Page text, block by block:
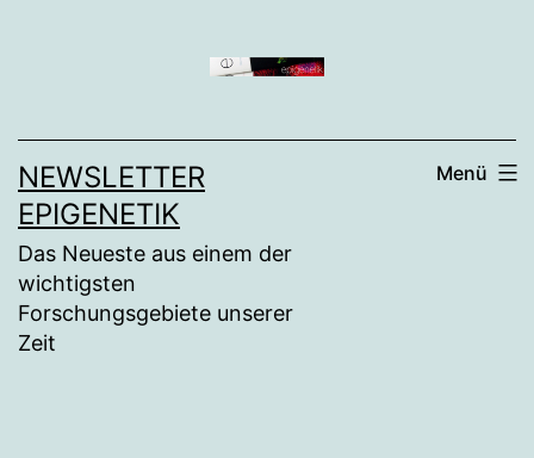
NEWSLETTER
EPIGENETIK
Das Neueste aus einem der
wichtigsten
Forschungsgebiete unserer
Zeit
Menü